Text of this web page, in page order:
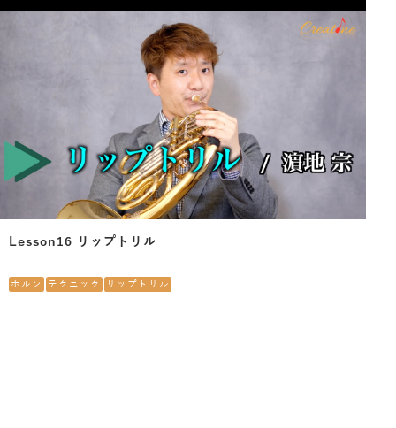
Lesson16 リップトリル
ホルン テクニック リップトリル